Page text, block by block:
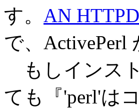
す。 AN HTTPD
で、ActivePerl
もしインス
ても『'perl'は